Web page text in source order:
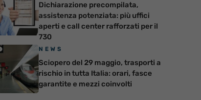
Dichiarazione precompilata,
assistenza potenziata: più uffici
aperti e call center rafforzati per il
730
NEWS
Sciopero del 29 maggio, trasporti a
rischio in tutta Italia: orari, fasce
garantite e mezzi coinvolti